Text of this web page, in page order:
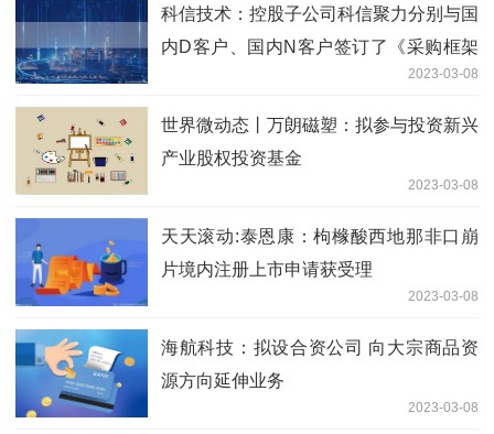
科信技术：控股子公司科信聚力分别与国
内D客户、国内N客户签订了《采购框架
2023-03-08
世界微动态丨万朗磁塑：拟参与投资新兴
产业股权投资基金
2023-03-08
天天滚动:泰恩康：枸橼酸西地那非口崩
片境内注册上市申请获受理
2023-03-08
海航科技：拟设合资公司 向大宗商品资
源方向延伸业务
2023-03-08